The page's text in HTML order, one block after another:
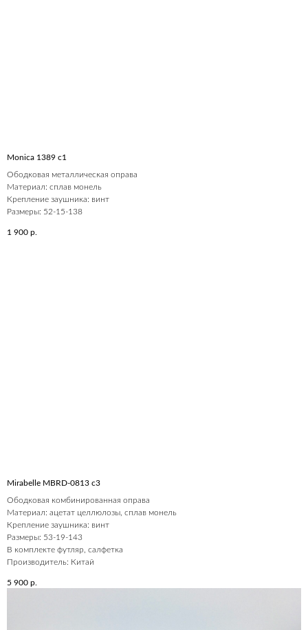
Monica 1389 c1
Ободковая металлическая оправа
Материал: сплав монель
Крепление заушника: винт
Размеры: 52-15-138
1 900 р.
Mirabelle MBRD-0813 c3
Ободковая комбинированная оправа
Материал: ацетат целлюлозы, сплав монель
Крепление заушника: винт
Размеры: 53-19-143
В комплекте футляр, салфетка
Производитель: Китай
5 900 р.